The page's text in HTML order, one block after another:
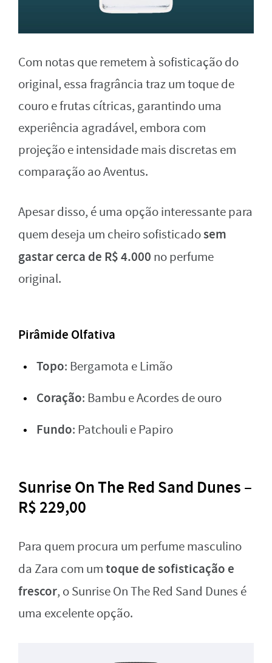
Com notas que remetem à sofisticação do
original, essa fragrância traz um toque de
couro e frutas cítricas, garantindo uma
experiência agradável, embora com
projeção e intensidade mais discretas em
comparação ao Aventus.
Apesar disso, é uma opção interessante para
quem deseja um cheiro sofisticadosem
gastar cerca de R$ 4.000 no perfume
original.
Pirâmide Olfativa
Topo: Bergamota e Limão
Coração: Bambu e Acordes de ouro
Fundo: Patchouli e Papiro
Sunrise On The Red Sand Dunes –
R$ 229,00
Para quem procura um perfume masculino
da Zara com umtoque de sofisticação e
frescor, o Sunrise On The Red Sand Dunes é
uma excelente opção.